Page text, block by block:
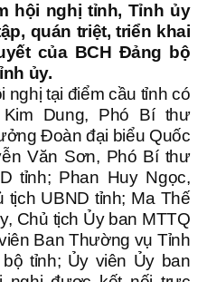
hội nghị tỉnh, Tỉnh ủy
quán triệt, triển khai
của BCH Đảng bộ
ủy.
nghị tại điểm cầu tỉnh có
Dung, Phó Bí thư
Đoàn đại biểu Quốc
Văn Sơn, Phó Bí thư
tỉnh; Phan Huy Ngọc,
tịch UBND tỉnh; Ma Thế
Chủ tịch Ủy ban MTTQ
Ban Thường vụ Tỉnh
tỉnh; Ủy viên Ủy ban